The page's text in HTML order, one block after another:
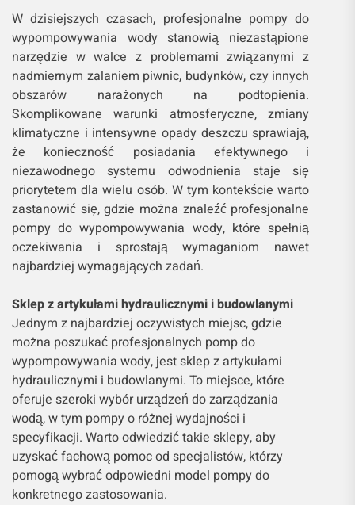
W dzisiejszych czasach, profesjonalne pompy do
wypompowywania wody stanowią niezastąpione
narzędzie w walce z problemami związanymi z
nadmiernym zalaniem piwnic, budynków, czy innych
obszarów narażonych na podtopienia.
Skomplikowane warunki atmosferyczne, zmiany
klimatyczne i intensywne opady deszczu sprawiają,
że konieczność posiadania efektywnego i
niezawodnego systemu odwodnienia staje się
priorytetem dla wielu osób. W tym kontekście warto
zastanowić się, gdzie można znaleźć profesjonalne
pompy do wypompowywania wody, które spełnią
oczekiwania i sprostają wymaganiom nawet
najbardziej wymagających zadań.
Sklep z artykułami hydraulicznymi i budowlanymi
Jednym z najbardziej oczywistych miejsc, gdzie
można poszukać profesjonalnych pomp do
wypompowywania wody, jest sklep z artykułami
hydraulicznymi i budowlanymi. To miejsce, które
oferuje szeroki wybór urządzeń do zarządzania
wodą, w tym pompy o różnej wydajności i
specyfikacji. Warto odwiedzić takie sklepy, aby
uzyskać fachową pomoc od specjalistów, którzy
pomogą wybrać odpowiedni model pompy do
konkretnego zastosowania.